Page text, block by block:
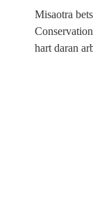
Misaotra
hart daran